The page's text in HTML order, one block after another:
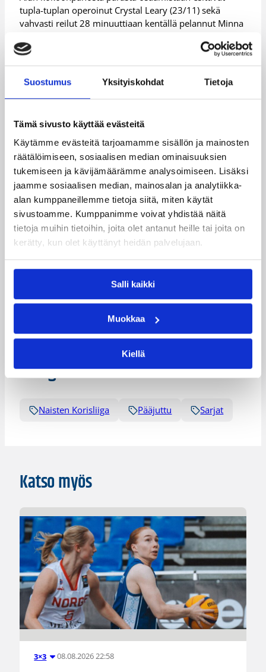
Suostumus Yksityiskohdat Tietoja
Tämä sivusto käyttää evästeitä
Käytämme evästeitä tarjoamamme sisällön ja mainosten
räätälöimiseen, sosiaalisen median ominaisuuksien
tukemiseen ja kävijämäärämme analysoimiseen. Lisäksi
jaamme sosiaalisen median, mainosalan ja analytiikka-
alan kumppaneillemme tietoja siitä, miten käytät
sivustoamme. Kumppanimme voivat yhdistää näitä
tietoja muihin tietoihin, joita olet antanut heille tai joita on
kerätty, kun olet käyttänyt heidän palvelujaan.
Salli kaikki
Muokkaa
Kiellä
tupla-tuplan operoinut Crystal Leary (23/11) sekä
vahvasti reilut 28 minuuttiaan kentällä pelannut Minna
Hongan Heta Korpivaara (15/9) jäi levypallon päähän
pistettä.
Päivitetty26.03.2016
Henkilöt
Alexyz Vaioletama
Camilla Grönberg
Cori Coleman
Crystal Bradford
Crystal Leary
Heta Korpivaara
Kenya Robinson
Minna Sten
Sequoia Holmes
Kategoriat
Naisten Korisliiga Pääjuttu Sarjat
Katso myös
3×3 08.08.2026 22:58